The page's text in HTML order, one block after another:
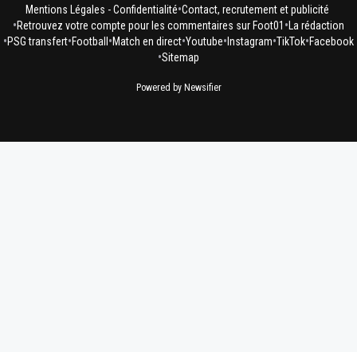
Mentions Légales - Confidentialité•Contact, recrutement et publicité
•Retrouvez votre compte pour les commentaires sur Foot01 • La rédaction
•PSG transfert•Football •Match en direct•Youtube• Instagram•TikTok•Facebook
•Sitemap
Powered by Newsifier